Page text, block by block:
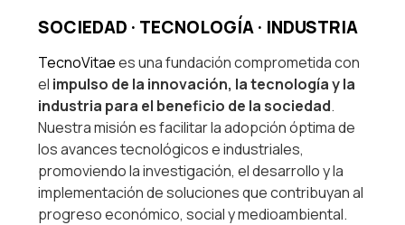
SOCIEDAD · TECNOLOGÍA · INDUSTRIA
TecnoVitaees una fundación comprometida con
el impulso de la innovación, la tecnología y la
industria para el beneficio de la sociedad.
Nuestra misión es facilitar la adopción óptima de
los avances tecnológicos e industriales,
promoviendo la investigación, el desarrollo y la
implementación de soluciones que contribuyan al
progreso económico, social y medioambiental.